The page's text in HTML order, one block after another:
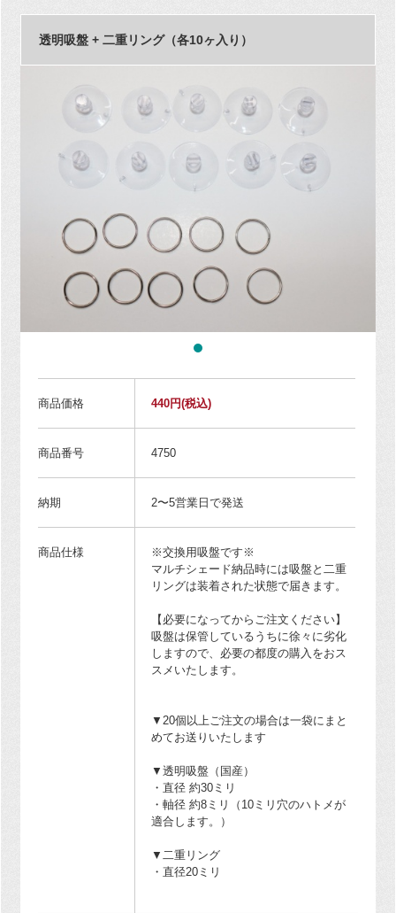
透明吸盤 + 二重リング（各10ヶ入り）
商品価格 440円(税込)
商品番号 4750
納期 2〜5営業日で発送
商品仕様
※交換用吸盤です※
マルチシェード納品時には吸盤と二重
リングは装着された状態で届きます。
【必要になってからご注文ください】
吸盤は保管しているうちに徐々に劣化
しますので、必要の都度の購入をおス
スメいたします。
▼20個以上ご注文の場合は一袋にまと
めてお送りいたします
▼透明吸盤（国産）
・直径 約30ミリ
・軸径 約8ミリ（10ミリ穴のハトメが
適合します。）
▼二重リング
・直径20ミリ